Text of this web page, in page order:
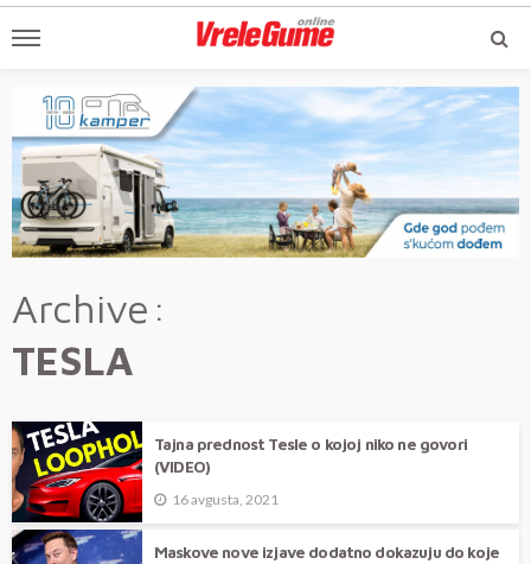
Archive
TESLA
Tajna prednost Tesle o kojoj niko ne govori
(VIDEO)
16 avgusta, 2021
Maskove nove izjave dodatno dokazuju do koje